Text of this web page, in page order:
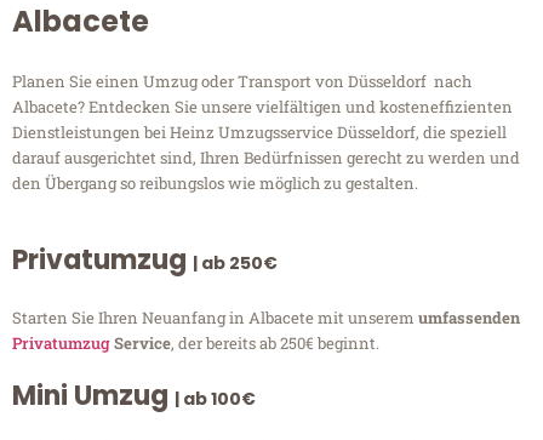
Albacete
Planen Sie einen Umzug oder Transport von Düsseldorf nach
Albacete? Entdecken Sie unsere vielfältigen und kosteneffizienten
Dienstleistungen bei Heinz Umzugsservice Düsseldorf, die speziell
darauf ausgerichtet sind, Ihren Bedürfnissen gerecht zu werden und
den Übergang so reibungslos wie möglich zu gestalten.
Privatumzug | ab 250€
Starten Sie Ihren Neuanfang in Albacete mit unserem umfassenden
PrivatumzugService, der bereits ab 250€ beginnt.
Mini Umzug | ab 100€